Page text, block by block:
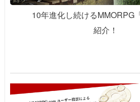
10年進化し続けるMMORPG
紹介！